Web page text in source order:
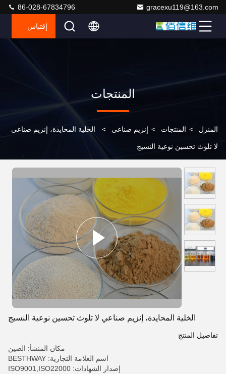
gracexu119@163.com
86-028-67834796
إقتباس
المنتجات
المنزل > المنتجات > إنزيم صناعي > الخلية المحايدة، إنزيم صناعي
لا تلوث تحسين نوعية النسيج
الخلية المحايدة، إنزيم صناعي لا تلوث تحسين نوعية النسيج
تفاصيل المنتج
مكان المنشأ: الصين
اسم العلامة التجارية: BESTHWAY
إصدار الشهادات: ISO9001,ISO22000